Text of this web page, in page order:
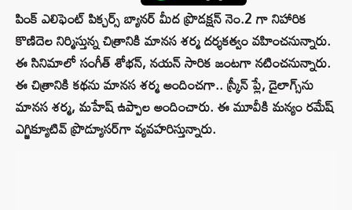
పింక్ ఎలిఫెంట్ పిక్చర్స్ బ్యానర్ మీద ప్రొడక్షన్ నెం.2 గా నిహారిక
కొణిదెల నిర్మిస్తున్న చిత్రానికి మానస శర్మ దర్శకత్వం వహించనున్నారు.
ఈ సినిమాలో సంగీత్ శోభన్, నయన్ సారిక జంటగా నటించనున్నారు.
ఈ చిత్రానికి కథను మానస శర్మ అందించగా.. స్క్రీన్ ప్లే, డైలాగ్స్‌ను
మానస శర్మ, మహేష్ ఉప్పాల అందించారు. ఈ మూవీకి మన్యం రమేష్
ఎగ్జిక్యూటివ్ ప్రొడ్యూసర్‌గా వ్యవహరిస్తున్నారు.